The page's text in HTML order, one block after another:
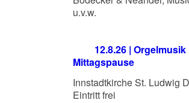
u.v.w.
12.8.26 |
Mittagspause
Innstadtkirche St. Ludwig
Eintritt frei